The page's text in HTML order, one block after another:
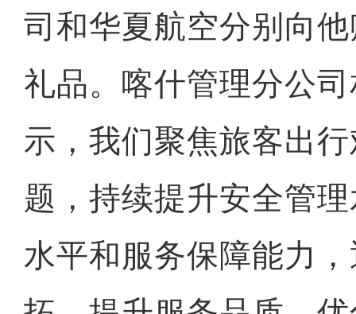
司和华夏航空分别向
礼品。喀什管理分公
示，我们聚焦旅客出
题，持续提升安全管
水平和服务保障能力